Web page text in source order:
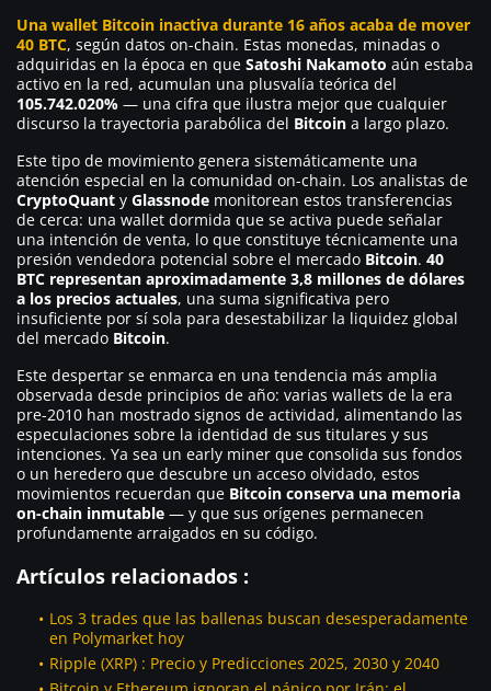
Una wallet Bitcoin inactiva durante 16 años acaba de mover
40 BTC, según datos on-chain. Estas monedas, minadas o
adquiridas en la época en que Satoshi Nakamoto aún estaba
activo en la red, acumulan una plusvalía teórica del
105.742.020% — una cifra que ilustra mejor que cualquier
discurso la trayectoria parabólica del Bitcoin a largo plazo.
Este tipo de movimiento genera sistemáticamente una
atención especial en la comunidad on-chain. Los analistas de
CryptoQuant y Glassnode monitorean estos transferencias
de cerca: una wallet dormida que se activa puede señalar
una intención de venta, lo que constituye técnicamente una
presión vendedora potencial sobre el mercado Bitcoin. 40
BTC representan aproximadamente 3,8 millones de dólares
a los precios actuales, una suma significativa pero
insuficiente por sí sola para desestabilizar la liquidez global
del mercado Bitcoin.
Este despertar se enmarca en una tendencia más amplia
observada desde principios de año: varias wallets de la era
pre-2010 han mostrado signos de actividad, alimentando las
especulaciones sobre la identidad de sus titulares y sus
intenciones. Ya sea un early miner que consolida sus fondos
o un heredero que descubre un acceso olvidado, estos
movimientos recuerdan que Bitcoin conserva una memoria
on-chain inmutable — y que sus orígenes permanecen
profundamente arraigados en su código.
Artículos relacionados :
Los 3 trades que las ballenas buscan desesperadamente
en Polymarket hoy
Ripple (XRP) : Precio y Predicciones 2025, 2030 y 2040